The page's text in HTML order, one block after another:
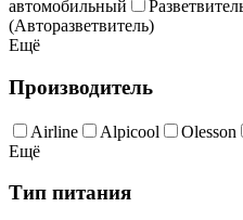
автомобильный
(Авторазветвитель)
Ещё
Производитель
Airline Alpicool Olesson
Ещё
Тип питания